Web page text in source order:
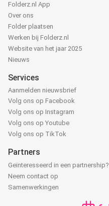
Folderz.nl App
Over ons
Folder plaatsen
Werken bij Folderz.nl
Website van het jaar 2025
Nieuws
Services
Aanmelden nieuwsbrief
Volg ons op Facebook
Volg ons op Instagram
Volg ons op Youtube
Volg ons op TikTok
Partners
Geïnteresseerd in een partnership?
Neem contact op
Samenwerkingen